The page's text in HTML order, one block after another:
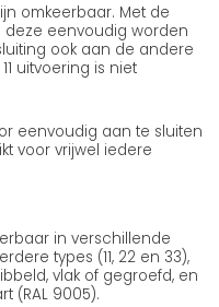
omkeerbaar. Met de
eenvoudig worden
ook aan de andere
uitvoering is niet
eenvoudig aan te sluiten
voor vrijwel iedere
in verschillende
types (11, 22 en 33),
vlak of gegroefd, en
(RAL 9005).